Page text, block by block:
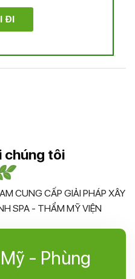
sạch sâu lỗ chân lông,
ngoài, tạo sự thông
khoắn
chúng tôi
CUNG CẤP GIẢI PHÁP XÂY
SPA - THẨM MỸ VIỆN
- Phùng